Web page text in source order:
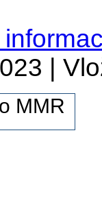
|